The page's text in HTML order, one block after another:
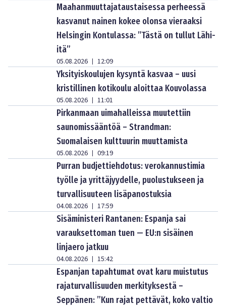
Maahanmuuttajataustaisessa perheessä
kasvanut nainen kokee olonsa vieraaksi
Helsingin Kontulassa: ”Tästä on tullut Lähi-
itä”
05.08.2026 | 12:09
Yksityiskoulujen kysyntä kasvaa – uusi
kristillinen kotikoulu aloittaa Kouvolassa
05.08.2026 | 11:01
Pirkanmaan uimahalleissa muutettiin
saunomissääntöä – Strandman:
Suomalaisen kulttuurin muuttamista
05.08.2026 | 09:19
Purran budjettiehdotus: verokannustimia
työlle ja yrittäjyydelle, puolustukseen ja
turvallisuuteen lisäpanostuksia
04.08.2026 | 17:59
Sisäministeri Rantanen: Espanja sai
varauksettoman tuen — EU:n sisäinen
linjaero jatkuu
04.08.2026 | 15:42
Espanjan tapahtumat ovat karu muistutus
rajaturvallisuuden merkityksestä –
Seppänen: ”Kun rajat pettävät, koko valtio